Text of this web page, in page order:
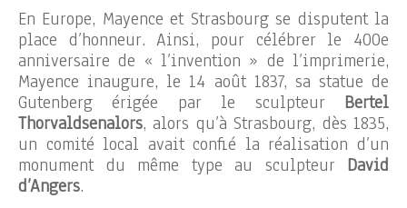
En Europe, Mayence et Strasbourg se disputent la
place d’honneur. Ainsi, pour célébrer le 400e
anniversaire de « l’invention » de l’imprimerie,
Mayence inaugure, le 14 août 1837, sa statue de
Gutenberg érigée par le sculpteur Bertel
Thorvaldsenalors, alors qu’à Strasbourg, dès 1835,
un comité local avait confié la réalisation d’un
monument du même type au sculpteur David
d’Angers.